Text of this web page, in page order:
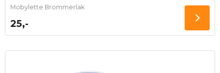
Mobylette Brommerlak
25,-